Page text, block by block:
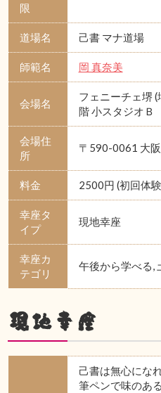
限
道場名 己書 マナ道場
師範名 岡 真奈美
会場名
フェニーチェ堺
階 小スタジオＢ
会場住
所
〒590-0061 大
料金 2500円 (初回体
幸座タ
イプ
現地幸座
幸座カ
テゴリ
午後から学べる,
現地幸座
己書は無心にな
筆ペンで味のあ